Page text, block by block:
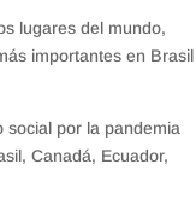
lugares del mundo,
importantes en Brasil
social por la pandemia
Canadá, Ecuador,